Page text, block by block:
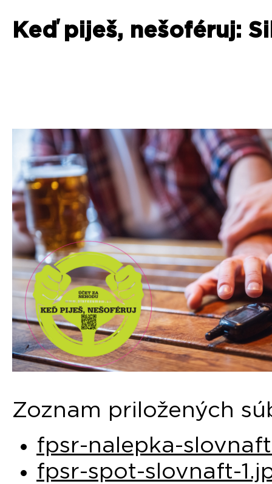
Keď piješ, nešoféruj:
Zoznam priložených
fpsr-nalepka-
fpsr-spot-slovnaft-